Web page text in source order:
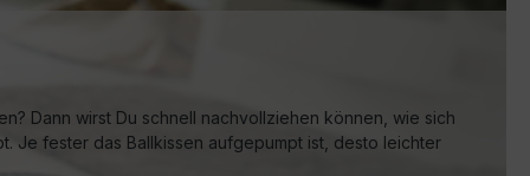
Dann wirst Du schnell nachvollziehen können, wie sich
Je fester das Ballkissen aufgepumpt ist, desto leichter